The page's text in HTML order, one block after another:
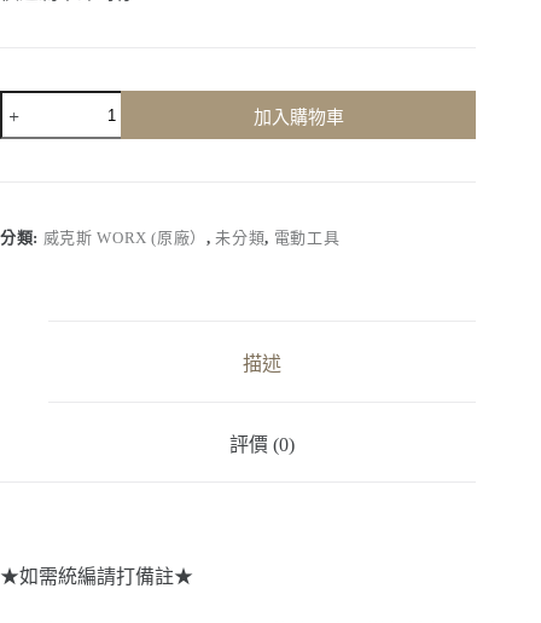
｜
20V
加入購物車
分類: 威克斯 WORX (原廠）,未分類, 電動工具
描述
評價 (0)
★如需統編請打備註★